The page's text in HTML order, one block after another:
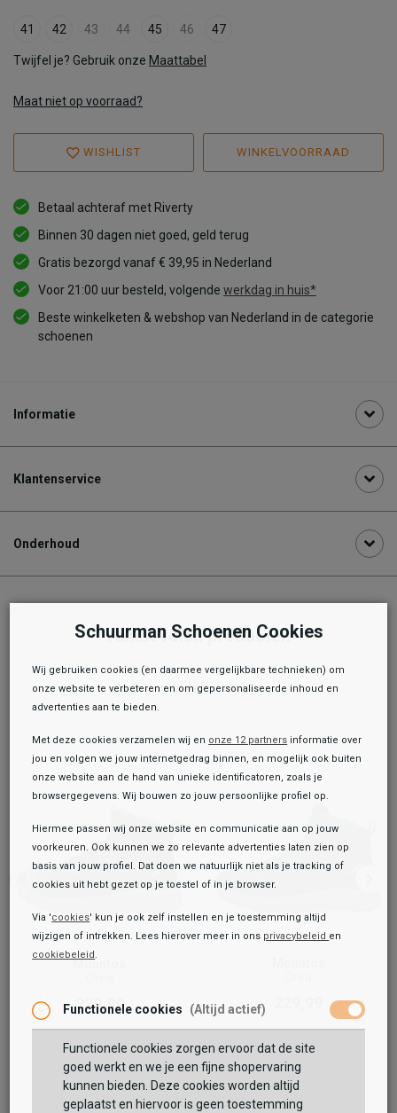
41 42 43 44 45 46 47
Twijfel je? Gebruik onze Maattabel
Maat niet op voorraad?
WISHLIST WINKELVOORRAAD
Orea
199,99
Maat:
TOEVOEGEN AAN WINKELTAS
Betaal achteraf met Riverty
Binnen 30 dagen niet goed, geld terug
Gratis bezorgd vanaf € 39,95 in Nederland
Voor 21:00 uur besteld, volgende werkdag in huis*
Beste winkelketen & webshop van Nederland in de categorie
schoenen
Informatie
Klantenservice
Onderhoud
Aanbevolen producten
Mountos
229,99
Toegevoegd aan je winkeltas!
Schuurman Schoenen Cookies
Wij gebruiken cookies (en daarmee vergelijkbare technieken) om
onze website te verbeteren en om gepersonaliseerde inhoud en
advertenties aan te bieden.
Met deze cookies verzamelen wij en onze 12 partners informatie over
jou en volgen we jouw internetgedrag binnen, en mogelijk ook buiten
onze website aan de hand van unieke identificatoren, zoals je
browsergegevens. Wij bouwen zo jouw persoonlijke profiel op.
Hiermee passen wij onze website en communicatie aan op jouw
voorkeuren. Ook kunnen we zo relevante advertenties laten zien op
basis van jouw profiel. Dat doen we natuurlijk niet als je tracking of
cookies uit hebt gezet op je toestel of in je browser.
Via 'cookies' kun je ook zelf instellen en je toestemming altijd
wijzigen of intrekken. Lees hierover meer in ons privacybeleid en
cookiebeleid .
Functionele cookies (Altijd actief)
Functionele cookies zorgen ervoor dat de site
goed werkt en we je een fijne shopervaring
kunnen bieden. Deze cookies worden altijd
geplaatst en hiervoor is geen toestemming